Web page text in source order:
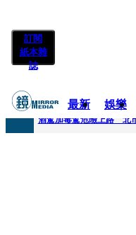
訂閱
紙本雜
誌
最新 娛樂
快訊
酒駕加毒駕危險上路 北